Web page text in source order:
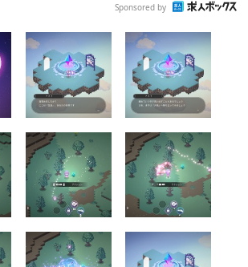
Sponsored by